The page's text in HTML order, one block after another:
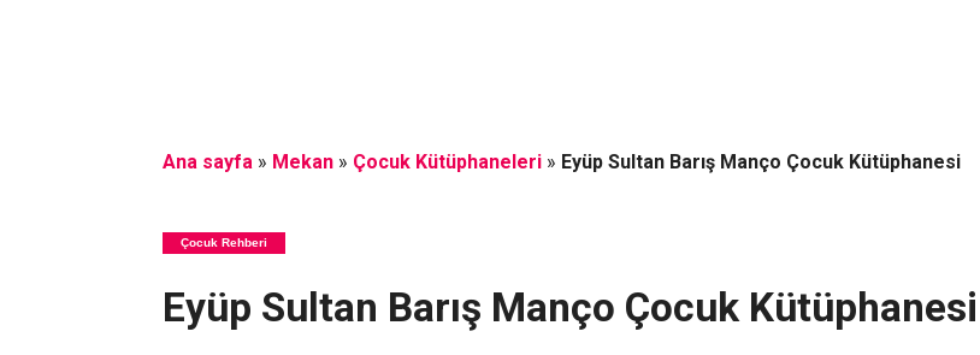
Ana sayfa» Mekan» Çocuk Kütüphaneleri» Eyüp Sultan Barış Manço Çocuk Kütüphanesi
Çocuk Rehberi
Eyüp Sultan Barış Manço Çocuk Kütüphanesi